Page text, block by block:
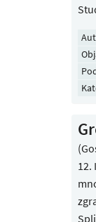
12.